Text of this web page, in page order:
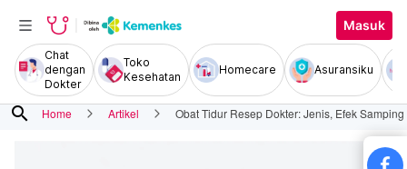
Masuk
Chat
dengan
Dokter
Toko
Kesehatan
Homecare Asuransiku
search Home Artikel Obat Tidur Resep Dokter: Jenis, Efek